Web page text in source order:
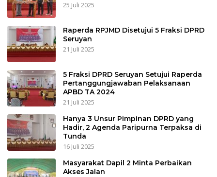
25 Juli 2025
Raperda RPJMD Disetujui 5 Fraksi DPRD
Seruyan
21 Juli 2025
5 Fraksi DPRD Seruyan Setujui Raperda
Pertanggungjawaban Pelaksanaan
APBD TA 2024
21 Juli 2025
Hanya 3 Unsur Pimpinan DPRD yang
Hadir, 2 Agenda Paripurna Terpaksa di
Tunda
16 Juli 2025
Masyarakat Dapil 2 Minta Perbaikan
Akses Jalan